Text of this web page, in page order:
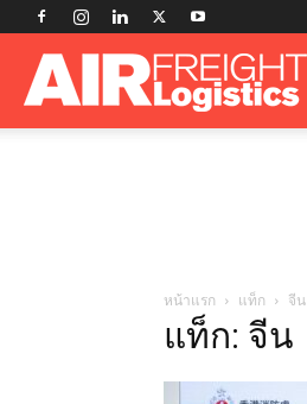
หน้าแรก แท็ก จีน
แท็ก: จีน